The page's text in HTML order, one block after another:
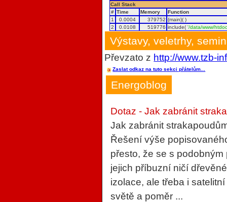
Call Stack
# Time Memory
Function
1
0.0004 379752 {main}( )
2
0.0108 519776 include('/data/www/
Výstavy, veletrhy,
Převzato z http://www.tzb-
Zaslat odkaz na tuto sekci přátelům...
Energoblog
Dotaz - Jak zabránit
Jak zabránit
Řešení výše
přesto, že se s
jejich příbuzní ničí
izolace, ale třeba i
světě a poměr ...